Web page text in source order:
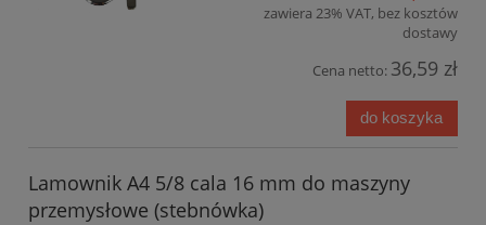
zawiera 23% VAT, bez kosztów
dostawy
Cena netto: 36,59 zł
do koszyka
Lamownik A4 5/8 cala 16 mm do maszyny
przemysłowe (stebnówka)